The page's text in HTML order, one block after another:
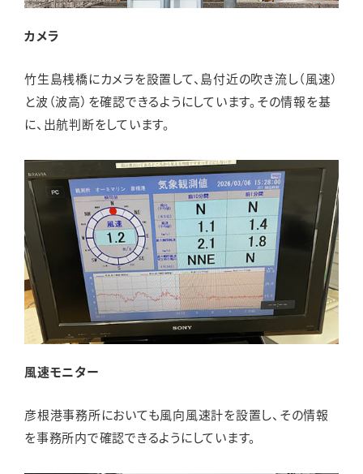
カメラ
竹生島桟橋にカメラを設置して、島付近の吹き流し（風速）
と波（波高）を確認できるようにしています。その情報を基
に、出航判断をしています。
風速モニター
彦根港事務所においても風向風速計を設置し、その情報
を事務所内で確認できるようにしています。